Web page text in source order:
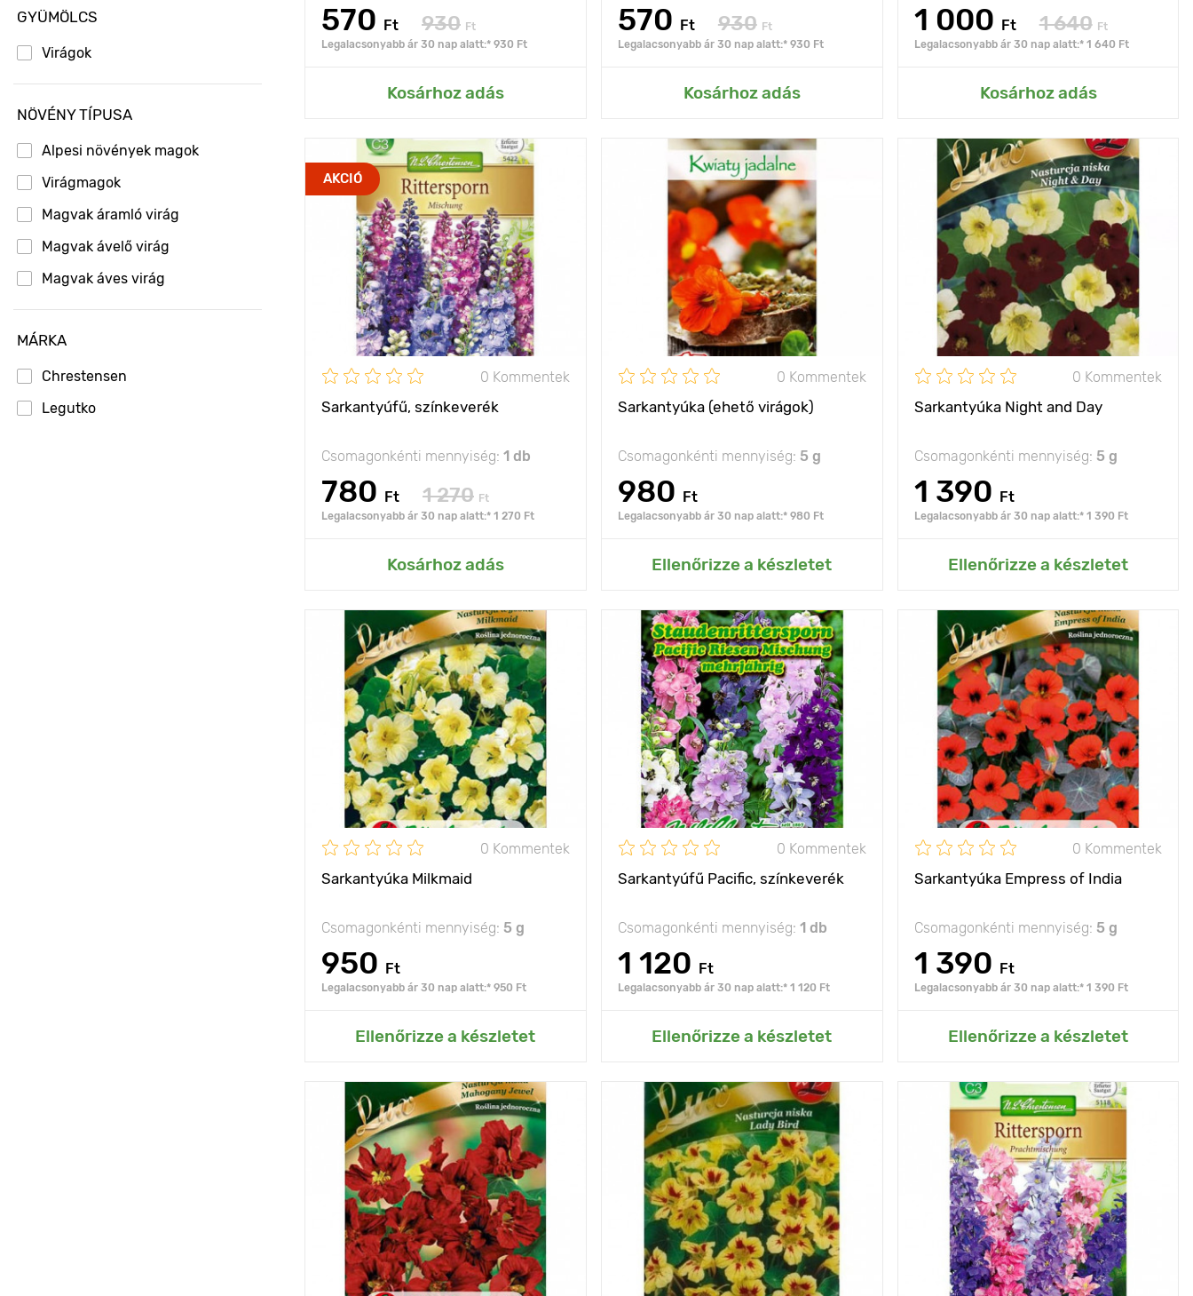
GYÜMÖLCS
Virágok
NÖVÉNY TÍPUSA
Alpesi növények magok
Virágmagok
Magvak áramló virág
Magvak ávelő virág
Magvak áves virág
MÁRKA
Chrestensen
Legutko
570 Ft 930 Ft
Legalacsonyabb ár 30 nap alatt:* 930 Ft
Kosárhoz adás
Hozzáadás az Én kertemhez
570 Ft 930 Ft
Legalacsonyabb ár 30 nap alatt:* 930 Ft
Kosárhoz adás
Hozzáadás az Én kertemhez
1 000 Ft 1 640 Ft
Legalacsonyabb ár 30 nap alatt:* 1 640 Ft
Kosárhoz adás
Hozzáadás az Én kertemhez
AKCIÓ
0 Kommentek
Sarkantyúfű, színkeverék
Csomagonkénti mennyiség: 1 db
780 Ft 1 270 Ft
Legalacsonyabb ár 30 nap alatt:* 1 270 Ft
Kosárhoz adás
Jellemzők sok kertész álma!
Kifejlett kori
magasság
150 - 200 cm
Ültetési távolság 30 - 40 cm
Fényigény nap, félárnyék
Hozzáadás az Én kertemhez
0 Kommentek
Sarkantyúka (ehető virágok)
Csomagonkénti mennyiség: 5 g
980 Ft
Legalacsonyabb ár 30 nap alatt:* 980 Ft
Ellenőrizze a készletet
termesztéshez
Kifejlett kori
30 - 40 cm
Ültetési távolság 40 х 40 cm
Fényigény nap, félárnyék
Hozzáadás az Én kertemhez
0 Kommentek
Sarkantyúka Night and Day
Csomagonkénti mennyiség: 5 g
1 390 Ft
Legalacsonyabb ár 30 nap alatt:* 1 390 Ft
Ellenőrizze a készletet
Jellemzők
harmonikus keverék
egy elegáns
erkélyhez
Kifejlett kori
magasság
30 - 40 cm
Ültetési távolság 40 х 40 cm
Fényigény nap, félárnyék
Hozzáadás az Én kertemhez
0 Kommentek
Sarkantyúka Milkmaid
Csomagonkénti mennyiség: 5 g
950 Ft
Legalacsonyabb ár 30 nap alatt:* 950 Ft
Ellenőrizze a készletet
Jellemzők
függőleges
díszítéshez
Kifejlett kori
magasság
2,5 - 3 m
Ültetési távolság 50 х 50 cm
Fényigény nap, félárnyék
Hozzáadás az Én kertemhez
0 Kommentek
Sarkantyúfű Pacific, színkeverék
Csomagonkénti mennyiség: 1 db
1 120 Ft
Legalacsonyabb ár 30 nap alatt:* 1 120 Ft
Ellenőrizze a készletet
Jellemzők
sokáig nem veszíti el
dekoratív hatását
Kifejlett kori
magasság
150 - 200 cm
Ültetési távolság 30 - 40 cm
Fényigény nap, félárnyék
Hozzáadás az Én kertemhez
0 Kommentek
Sarkantyúka Empress of India
Csomagonkénti mennyiség: 5 g
1 390 Ft
Legalacsonyabb ár 30 nap alatt:* 1 390 Ft
Ellenőrizze a készletet
Jellemzők
ritka fajta, kifinomult
virágoskertbe
Kifejlett kori
magasság
20 - 30 cm
Ültetési távolság 40 х 30 cm
Fényigény nap, félárnyék
Hozzáadás az Én kertemhez
Jellemzők
fényes fajta
cserepekhez
Kifejlett kori
magasság
30 - 40 cm
Ültetési távolság 40 х 40 cm
Fényigény nap, félárnyék
Jellemzők
szerény és elegáns
fajta
Kifejlett kori
magasság
30 - 40 cm
Ültetési távolság 40 х 40 cm
Fényigény nap, félárnyék
virágkompozíciókhoz
Kifejlett kori
magasság
Ültetési távolság 40 - 50 cm
Fényigény napos, félárnyékos